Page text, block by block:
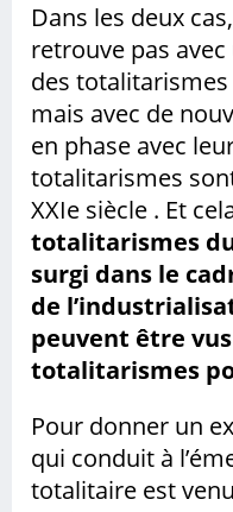
Dans les deux
retrouve pas
des
mais avec de
en phase avec
totalitarismes
XXIe siècle . Et
totalitarismes
surgi dans le
de
peuvent être
totalitarismes
Pour donner un
qui conduit à
totalitaire est